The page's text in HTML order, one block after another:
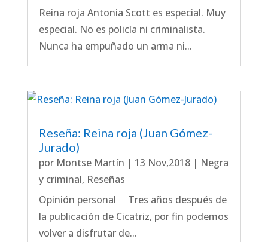
Reina roja Antonia Scott es especial. Muy
especial. No es policía ni criminalista.
Nunca ha empuñado un arma ni...
Reseña: Reina roja (Juan Gómez-
Jurado)
por Montse Martín | 13 Nov,2018| Negra
y criminal, Reseñas
Opinión personal Tres años después de
la publicación de Cicatriz, por fin podemos
volver a disfrutar de...